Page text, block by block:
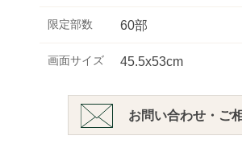
限定部数 60部
画面サイズ 45.5x53cm
お問い合わせ・ご